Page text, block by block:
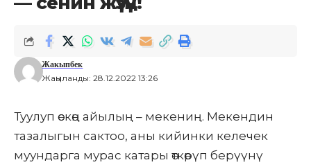
Жаңыланды: 28.12.2022 13:26
Жакыпбек
Туулуп өскөң айылың – мекениң. Мекендин
тазалыгын сактоо, аны кийинки келечек
муундарга мурас катары өткөрүп берүүнү